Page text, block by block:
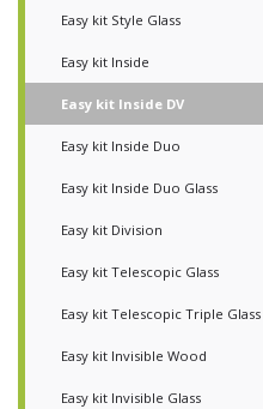
Easy kit Style Glass
Easy kit Inside
Easy kit Inside DV
Easy kit Inside Duo
Easy kit Inside Duo Glass
Easy kit Division
Easy kit Telescopic Glass
Easy kit Telescopic Triple Glass
Easy kit Invisible Wood
Easy kit Invisible Glass